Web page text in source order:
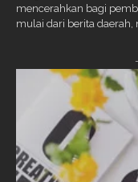
mencerahkan bagi
mulai dari berita daerah,